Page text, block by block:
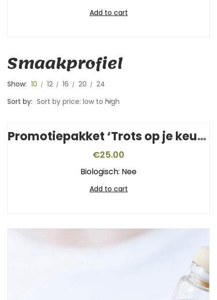
Add to cart
Smaakprofiel
Show: 10 12 16 20
24
Sort by: Sort by price: low to high
Promotiepakket ‘Trots op je keurmerk’
€25.00
Biologisch: Nee
Add to cart